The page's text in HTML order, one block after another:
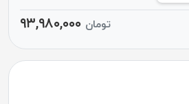
تومان ۹۳,۹۸۰,۰۰۰